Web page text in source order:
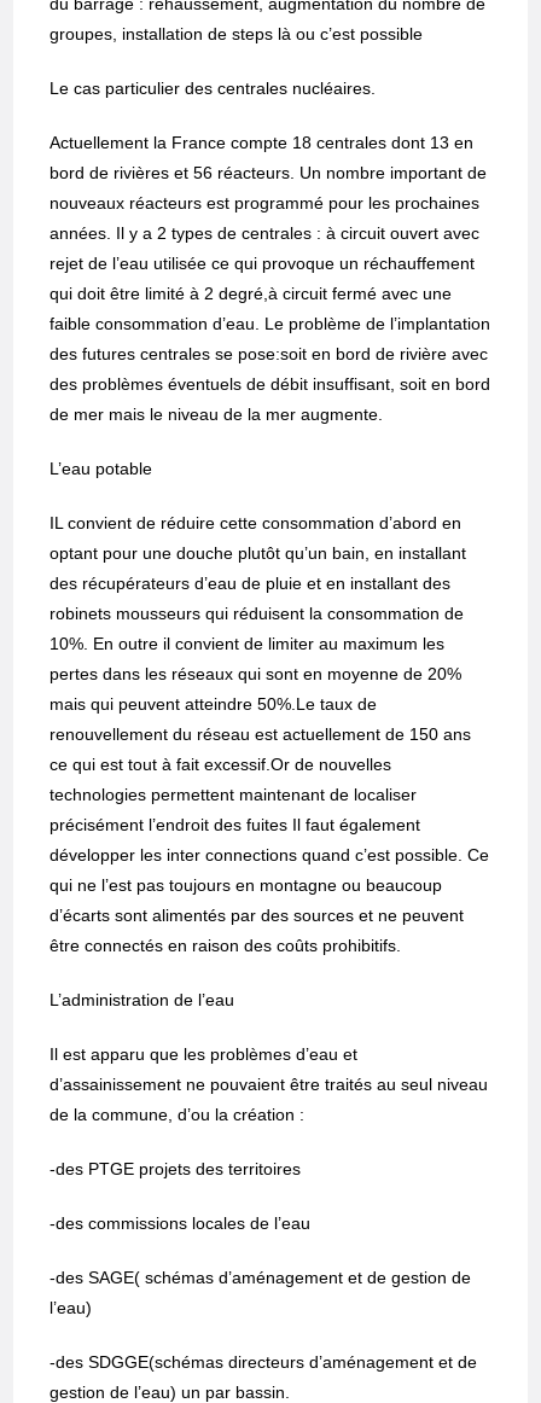
groupes, installation de steps là ou c’est possible
Le cas particulier des centrales nucléaires.
Actuellement la France compte 18 centrales dont 13 en
bord de rivières et 56 réacteurs. Un nombre important de
nouveaux réacteurs est programmé pour les prochaines
années. Il y a 2 types de centrales : à circuit ouvert avec
rejet de l’eau utilisée ce qui provoque un réchauffement
qui doit être limité à 2 degré,à circuit fermé avec une
faible consommation d’eau. Le problème de l’implantation
des futures centrales se pose:soit en bord de rivière avec
des problèmes éventuels de débit insuffisant, soit en bord
de mer mais le niveau de la mer augmente.
L’eau potable
IL convient de réduire cette consommation d’abord en
optant pour une douche plutôt qu’un bain, en installant
des récupérateurs d’eau de pluie et en installant des
robinets mousseurs qui réduisent la consommation de
10%. En outre il convient de limiter au maximum les
pertes dans les réseaux qui sont en moyenne de 20%
mais qui peuvent atteindre 50%.Le taux de
renouvellement du réseau est actuellement de 150 ans
ce qui est tout à fait excessif.Or de nouvelles
technologies permettent maintenant de localiser
précisément l’endroit des fuites Il faut également
développer les inter connections quand c’est possible. Ce
qui ne l’est pas toujours en montagne ou beaucoup
d’écarts sont alimentés par des sources et ne peuvent
être connectés en raison des coûts prohibitifs.
L’administration de l’eau
Il est apparu que les problèmes d’eau et
d’assainissement ne pouvaient être traités au seul niveau
de la commune, d’ou la création :
-des PTGE projets des territoires
-des commissions locales de l’eau
-des SAGE( schémas d’aménagement et de gestion de
l’eau)
-des SDGGE(schémas directeurs d’aménagement et de
gestion de l’eau) un par bassin.